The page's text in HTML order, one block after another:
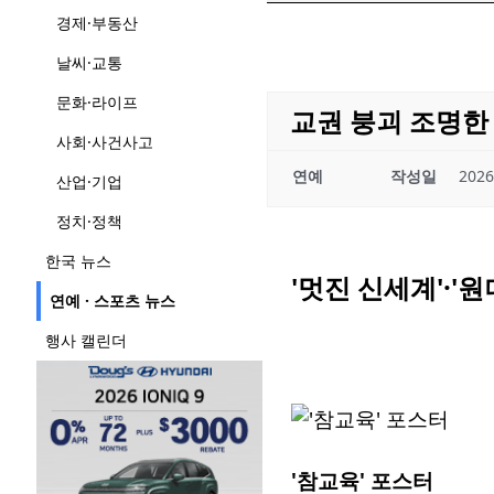
경제·부동산
날씨·교통
문화·라이프
사회·사건사고
산업·기업
정치·정책
한국 뉴스
연예 · 스포츠 뉴스
행사 캘린더
교권 붕괴 조명
연예 작성일
'멋진 신세계'·'
'참교육' 포스터